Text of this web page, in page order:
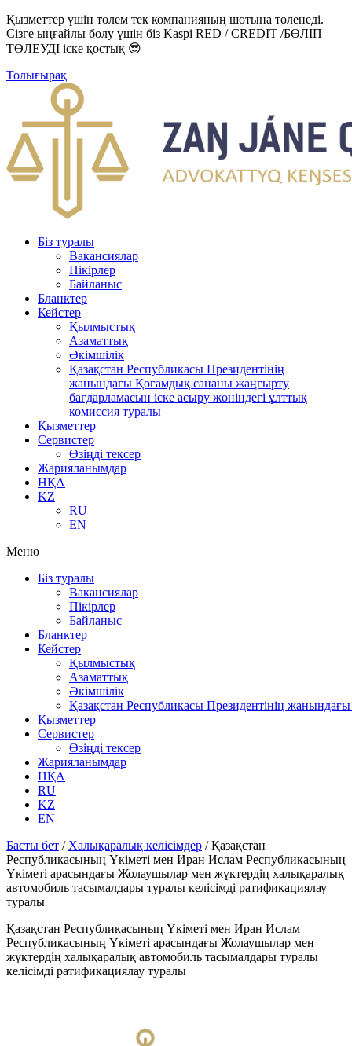
Қызметтер үшін төлем тек компанияның шотына төленеді.
Сізге ыңғайлы болу үшін біз Kaspi RED / CREDIT /БӨЛІП
ТӨЛЕУДІ іске қостық 😎
Толығырақ
Біз туралы
Вакансиялар
Пікірлер
Байланыс
Бланктер
Кейстер
Қылмыстық
Азаматтық
Әкімшілік
Қазақстан Республикасы Президентінің
жанындағы Қоғамдық сананы жаңғырту
бағдарламасын іске асыру жөніндегі ұлттық
комиссия туралы
Қызметтер
Сервистер
Өзіңді тексер
Жарияланымдар
НҚА
KZ
RU
EN
Меню
Біз туралы
Вакансиялар
Пікірлер
Байланыс
Бланктер
Кейстер
Қылмыстық
Азаматтық
Әкімшілік
Қазақстан Республикасы Президентінің
Қызметтер
Сервистер
Өзіңді тексер
Жарияланымдар
НҚА
RU
KZ
EN
Басты бет / Халықаралық келісімдер /Қазақстан
Республикасының Үкіметі мен Иран Ислам Республикасының
Үкіметі арасындағы Жолаушылар мен жүктердің халықаралық
автомобиль тасымалдары туралы келісімді ратификациялау
туралы
Қазақстан Республикасының Үкіметі мен Иран Ислам
Республикасының Үкіметі арасындағы Жолаушылар мен
жүктердің халықаралық автомобиль тасымалдары туралы
келісімді ратификациялау туралы